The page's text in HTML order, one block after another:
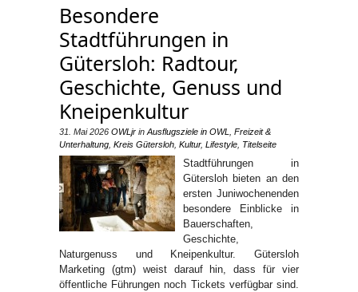
Besondere
Stadtführungen in
Gütersloh: Radtour,
Geschichte, Genuss und
Kneipenkultur
31. Mai 2026 OWLjr in Ausflugsziele in OWL
Freizeit &
Unterhaltung Kreis Gütersloh Kultur, Lifestyle Titelseite
Stadtführungen in
Gütersloh bieten an den
ersten Juniwochenenden
besondere Einblicke in
Bauerschaften,
Geschichte,
Naturgenuss und Kneipenkultur. Gütersloh
Marketing (gtm) weist darauf hin, dass für vier
öffentliche Führungen noch Tickets verfügbar sind.